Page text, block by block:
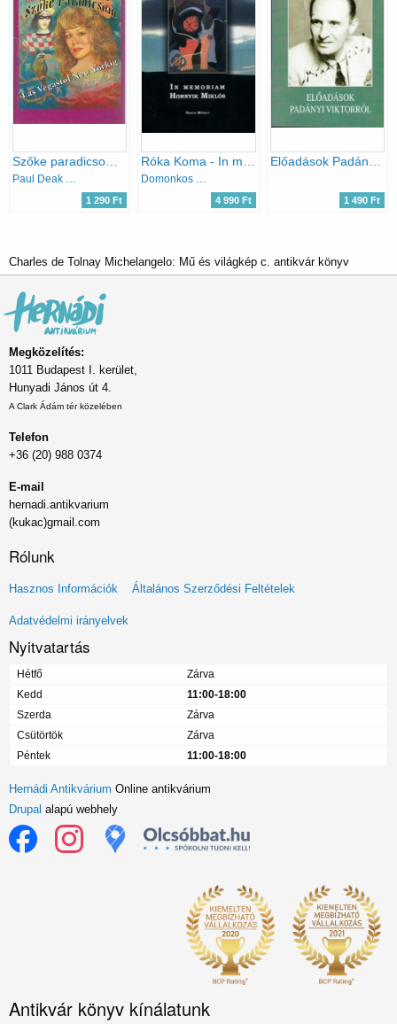
Paul Deak - Eva Arvens
1 290 Ft
Domonkos László; Kemény András
4 990 Ft 1 490 Ft
Charles de Tolnay Michelangelo: Mű és világkép c. antikvár könyv
Megközelítés:
1011 Budapest I. kerület,
Hunyadi János út 4.
A Clark Ádám tér közelében
Telefon
+36 (20) 988 0374
E-mail
hernadi.antikvarium
(kukac)gmail.com
Rólunk
Lábléc
menü
Hasznos Információk Általános Szerződési Feltételek
Adatvédelmi irányelvek
Nyitvatartás
Hétfő
Zárva
Kedd
11:00-18:00
Szerda
Zárva
Csütörtök
Zárva
Péntek
11:00-18:00
Hernádi Antikvárium Online antikvárium
Drupal alapú webhely
Antikvár könyv kínálatunk